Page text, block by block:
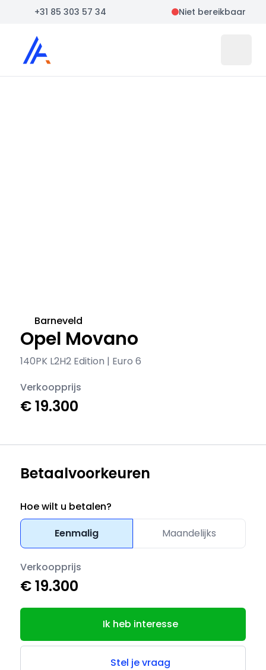
+31 85 303 57 34 Niet bereikbaar
Auto Atlas
Opel Movano
140PK L2H2 Edition | Euro 6
Barneveld
Verkoopprijs
€ 19.300
Betaalvoorkeuren
Hoe wilt u betalen?
Eenmalig
Maandelijks
Verkoopprijs
€ 19.300
Ik heb interesse
Stel je vraag